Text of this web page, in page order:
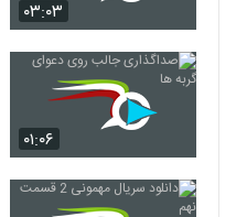
۰۳:۰۳
۰۱:۰۶